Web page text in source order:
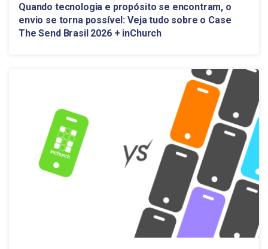
Quando tecnologia e propósito se encontram, o
envio se torna possível: Veja tudo sobre o Case
The Send Brasil 2026 + inChurch